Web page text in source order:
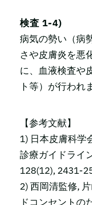
検査 1-4)
病気の勢い（病
さや皮膚炎を悪
に、血液検査や
ト等）が行われ
【参考文献】
1) 日本皮膚科学
診療ガイドライ
128(12), 2431-
2) 西岡清監修,
ドコンセントの